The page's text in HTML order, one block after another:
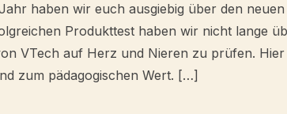
haben wir euch ausgiebig über den
Produkttest haben wir nicht lange
VTech auf Herz und Nieren zu prüfen.
zum pädagogischen Wert. […]